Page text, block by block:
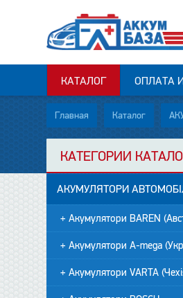
КАТАЛОГ ОПЛАТА
Главная Каталог
КАТЕГОРИИ
АКУМУЛЯТОРИ
+ Акумулятори BAREN
+ Акумулятори A-mega
+ Акумулятори VARTA